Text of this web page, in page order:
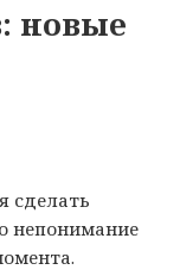
новые
сделать
непонимание